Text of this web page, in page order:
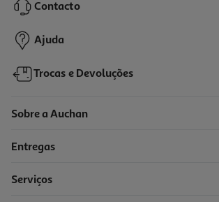
Contacto
Ajuda
Trocas e Devoluções
Sobre a Auchan
Entregas
Serviços